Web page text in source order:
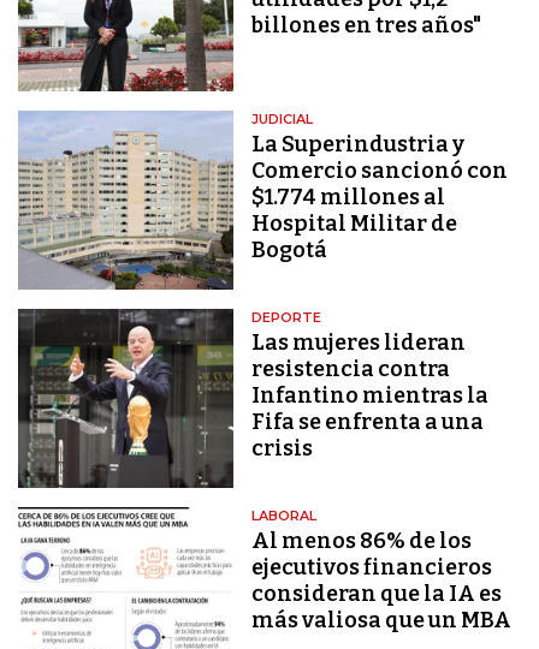
billones en tres años"
JUDICIAL
La Superindustria y
Comercio sancionó con
$1.774 millones al
Hospital Militar de
Bogotá
DEPORTE
Las mujeres lideran
resistencia contra
Infantino mientras la
Fifa se enfrenta a una
crisis
LABORAL
Al menos 86% de los
ejecutivos financieros
consideran que la IA es
más valiosa que un MBA